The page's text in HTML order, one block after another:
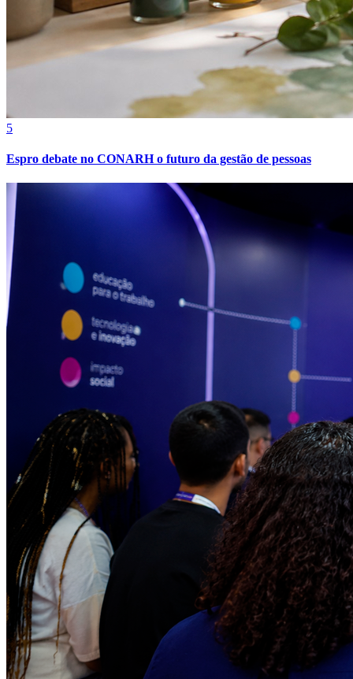
Bragantino
Vitória
5
Espro debate no CONARH o futuro da gestão de pessoas